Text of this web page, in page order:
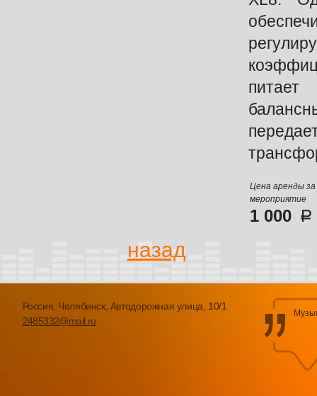
питает
Цена аренды за
мероприятие
1 000
назад
Россия, Челябинск, Автодорожная улица, 10/1
2485332@mail.ru